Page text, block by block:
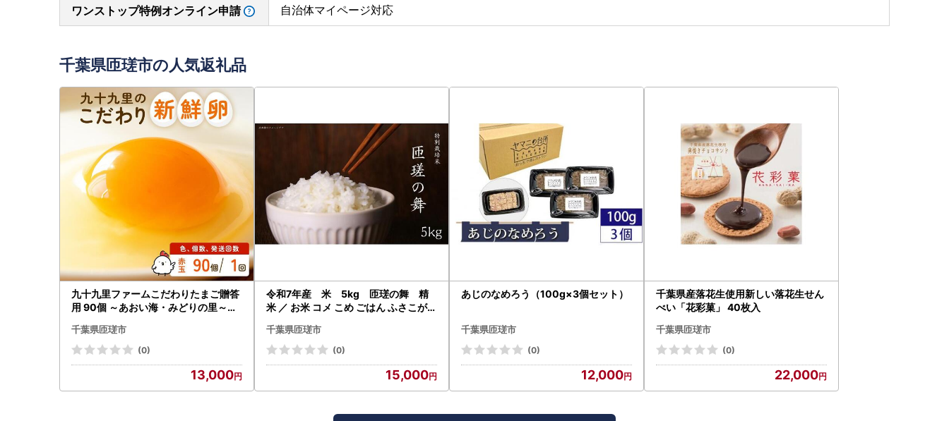
ワンストップ特例オンライン申請 自治体マイページ対応
千葉県匝瑳市の人気返礼品
九十九里ファームこだわりたまご贈答
用 90個 ～あおい海・みどりの里～《
けご飯 新鮮 旨み 甘み 贈答用 贈答 ギフ
ト 贈り物 千葉県 匝瑳市
千葉県匝瑳市
(0)
13,000
令和7年産 米 5kg 匝瑳の舞 精
米 ／ お米 コメ こめ ごはん ふさこがね
県 匝瑳市
千葉県匝瑳市
(0)
15,000
あじのなめろう（100g×3個セット）
千葉県匝瑳市
(0)
12,000
千葉県産落花生使用新しい落花生せん
べい「花彩菓」 40枚入
千葉県匝瑳市
(0)
22,000